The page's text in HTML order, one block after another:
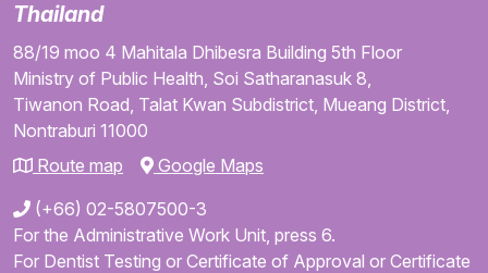
Thailand
88/19 moo 4 Mahitala Dhibesra Building 5th Floor
Ministry of Public Health, Soi Satharanasuk 8,
Tiwanon Road, Talat Kwan Subdistrict, Mueang District,
Nontraburi 11000
Route map
Google Maps
(+66) 02-5807500-3
For the Administrative Work Unit, press 6.
For Dentist Testing or Certificate of Approval or Certificate